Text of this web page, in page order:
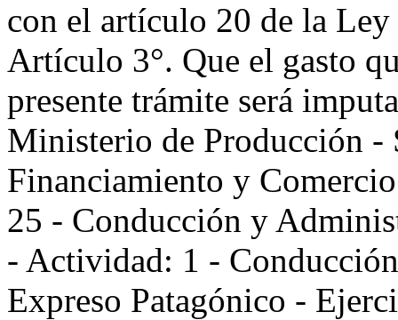
con el artículo 20 de la
Artículo 3°. Que el gasto
presente trámite será
Ministerio de Producción -
Financiamiento y
25 - Conducción y
- Actividad: 1 -
Expreso Patagónico -